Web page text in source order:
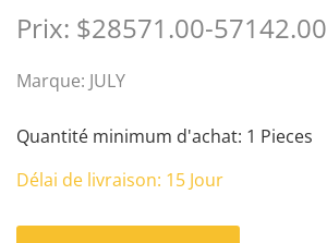
Prix: $28571.00-57142.00
Marque: JULY
Quantité minimum d'achat: 1 Pieces
Délai de livraison: 15 Jour